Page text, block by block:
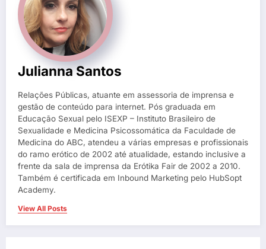
Julianna Santos
Relações Públicas, atuante em assessoria de imprensa e
gestão de conteúdo para internet. Pós graduada em
Educação Sexual pelo ISEXP – Instituto Brasileiro de
Sexualidade e Medicina Psicossomática da Faculdade de
Medicina do ABC, atendeu a várias empresas e profissionais
do ramo erótico de 2002 até atualidade, estando inclusive a
frente da sala de imprensa da Erótika Fair de 2002 a 2010.
Também é certificada em Inbound Marketing pelo HubSopt
Academy.
View All Posts